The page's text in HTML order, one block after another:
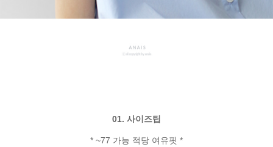
01. 사이즈팁
* ~77 가능 적당 여유핏 *